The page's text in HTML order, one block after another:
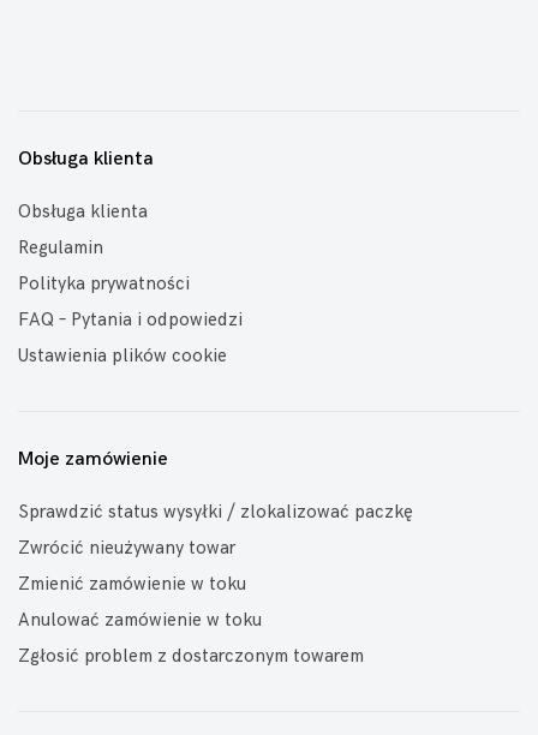
Obsługa klienta
Obsługa klienta
Regulamin
Polityka prywatności
FAQ – Pytania i odpowiedzi
Ustawienia plików cookie
Moje zamówienie
Sprawdzić status wysyłki / zlokalizować paczkę
Zwrócić nieużywany towar
Zmienić zamówienie w toku
Anulować zamówienie w toku
Zgłosić problem z dostarczonym towarem